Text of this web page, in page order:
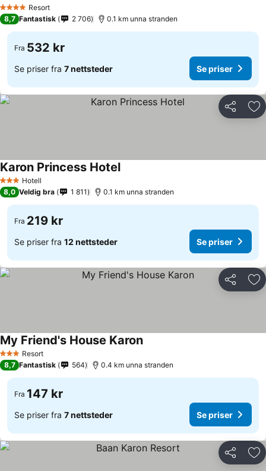
4 StjernerResort
8,7 Fantastisk 2 706 0.1 km unna stranden
Fra 532 kr
Se priser fra 7 nettsteder Se priser
Del
3 StjernerHotell
Karon Princess Hotel
8,0 Veldig bra 1 811 0.1 km unna stranden
Fra 219 kr
Se priser fra 12 nettsteder Se priser
Del
3 StjernerResort
My Friend's House Karon
8,7 Fantastisk 564 0.4 km unna stranden
Fra 147 kr
Se priser fra 7 nettsteder Se priser
Del